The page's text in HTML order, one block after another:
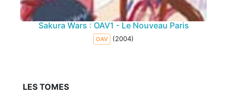
Sakura Wars : OAV1 - Le Nouveau Paris
OAV (2004)
LES TOMES